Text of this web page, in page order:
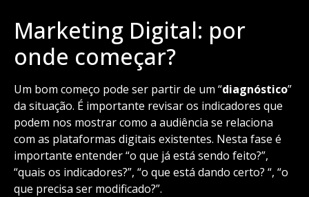
Marketing Digital: por
onde começar?
Um bom começo pode ser partir de um “diagnóstico”
da situação. É importante revisar os indicadores que
podem nos mostrar como a audiência se relaciona
com as plataformas digitais existentes. Nesta fase é
importante entender “o que já está sendo feito?”,
“quais os indicadores?”, “o que está dando certo? “, “o
que precisa ser modificado?”.